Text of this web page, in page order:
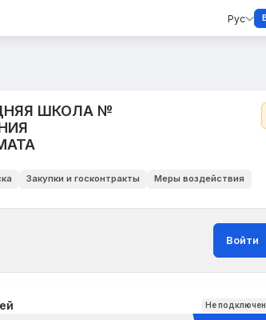
Рус
ШКОЛА №
Закупки и госконтракты
Меры воздействия
Войти
Не